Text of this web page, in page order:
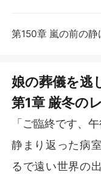
娘が「パパに会い
たというのに、夫は
娘の高額な治療費
「凛を煩わせるな
私は絶望の中、彼
第150章 嵐の前の静
娘の葬儀を逃
第1章 厳冬の
「ご臨終です、
静まり返った病
るで遠い世界の